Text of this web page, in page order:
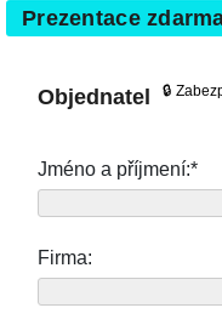
Prezentace
Objednatel 🔒
Jméno a příjmení:*
Firma: